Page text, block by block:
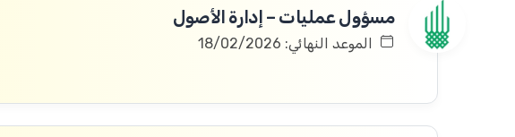
مسؤول عمليات – إدارة الأصول
الموعد النهائي: 18/02/2026